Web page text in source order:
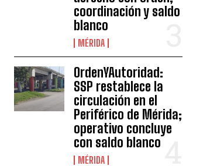
coordinación y saldo
blanco
MÉRIDA
OrdenYAutoridad:
SSP restablece la
circulación en el
Periférico de Mérida;
operativo concluye
con saldo blanco
MÉRIDA